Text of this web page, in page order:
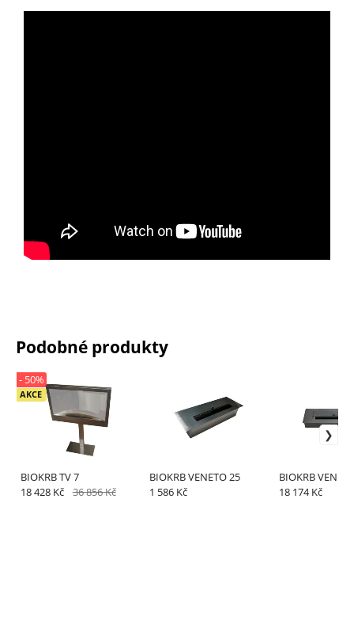
Podobné produkty
BIOKRB TV 7
AKCE
- 50%
18 428 Kč 36 856 Kč
BIOKRB VENETO 25
1 586 Kč
BIOKRB
18 174 Kč